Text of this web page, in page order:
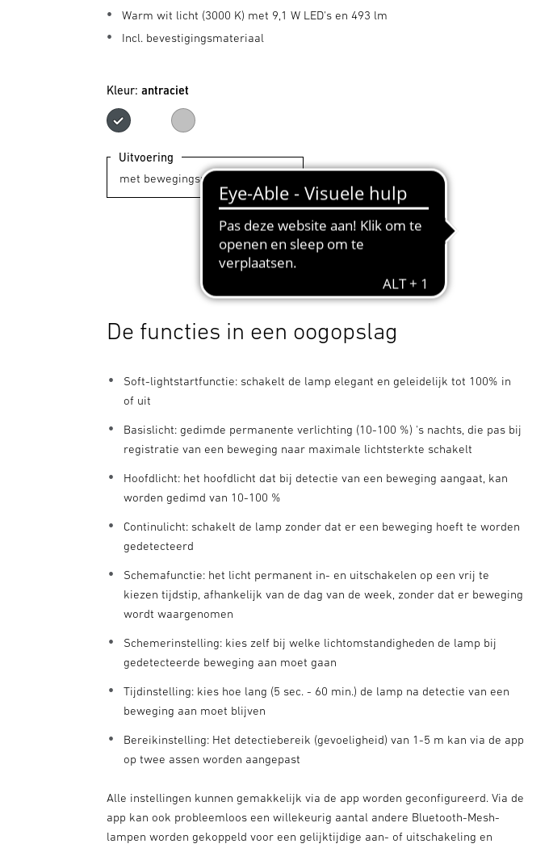
Warm wit licht (3000 K) met 9,1 W LED's en 493 lm
Incl. bevestigingsmateriaal
Kleur:antraciet
antracietzilver
Uitvoering
De functies in een oogopslag
Soft-lightstartfunctie: schakelt de lamp elegant en geleidelijk tot 100% in
of uit
Basislicht: gedimde permanente verlichting (10-100 %) 's nachts, die pas bij
registratie van een beweging naar maximale lichtsterkte schakelt
Hoofdlicht: het hoofdlicht dat bij detectie van een beweging aangaat, kan
worden gedimd van 10-100 %
Continulicht: schakelt de lamp zonder dat er een beweging hoeft te worden
gedetecteerd
Schemafunctie: het licht permanent in- en uitschakelen op een vrij te
kiezen tijdstip, afhankelijk van de dag van de week, zonder dat er beweging
wordt waargenomen
Schemerinstelling: kies zelf bij welke lichtomstandigheden de lamp bij
gedetecteerde beweging aan moet gaan
Tijdinstelling: kies hoe lang (5 sec. - 60 min.) de lamp na detectie van een
beweging aan moet blijven
Bereikinstelling: Het detectiebereik (gevoeligheid) van 1-5 m kan via de app
op twee assen worden aangepast
Alle instellingen kunnen gemakkelijk via de app worden geconfigureerd. Via de
app kan ook probleemloos een willekeurig aantal andere Bluetooth-Mesh-
lampen worden gekoppeld voor een gelijktijdige aan- of uitschakeling en